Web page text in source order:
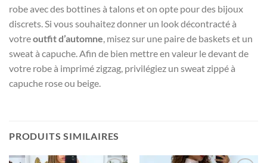
robe avec des bottines à talons et on opte pour des bijoux
discrets. Si vous souhaitez donner un look décontracté à
votreoutfit d’automne, misez sur une paire de baskets et un
sweat à capuche. Afin de bien mettre en valeur le devant de
votre robe à imprimé zigzag, privilégiez un sweat zippé à
capuche rose ou beige.
PRODUITS SIMILAIRES